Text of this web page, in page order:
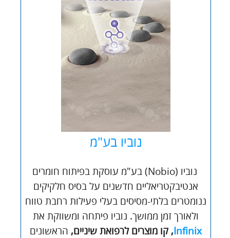
נוביו בע"מ
נוביו (Nobio) בע"מ עוסקת בפיתוח חומרים
אנטיבקטריאליים חדשנים על בסיס חלקיקים
ננומטרים בלתי-מסיסים בעלי פעילות רחבת טווח
ולאורך זמן ממושך. נוביו פיתחה ומשווקת את
Infinix, קו מוצרים לרפואת שיניים, הראשונים